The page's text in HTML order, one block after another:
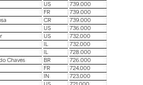
US
739.000
FR
739.000
CR
739.000
US
736.000
US
732.000
IL
732.000
IL
728.000
Chaves BR
726.000
FR
724.000
IN
723.000